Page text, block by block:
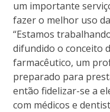
um importante
fazer o melhor uso
“Estamos
difundido o conceito
farmacêutico, um
preparado para
então fidelizar-se a
com médicos e